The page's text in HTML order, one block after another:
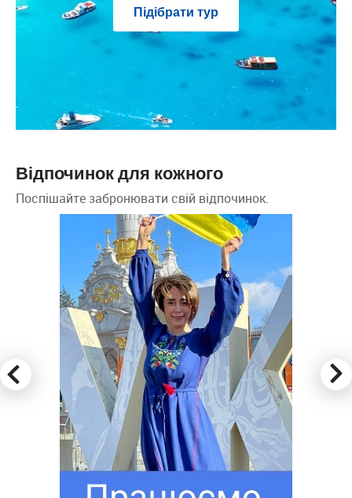
Підібрати тур
Відпочинок для кожного
Поспішайте забронювати свій відпочинок.